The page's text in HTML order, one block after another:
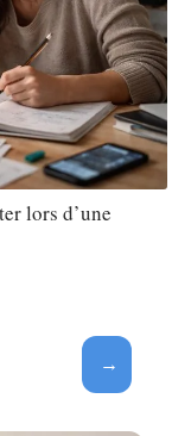
lors d’une